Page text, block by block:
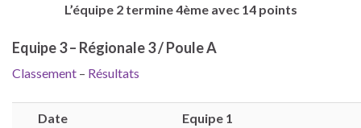
L’équipe 2 termine 4ème avec 14 points
Equipe 3 – Régionale 3 / Poule A
Classement – Résultats
Date Equipe 1